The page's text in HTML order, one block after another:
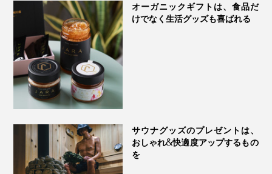
オーガニックギフトは、食品だ
けでなく生活グッズも喜ばれる
サウナグッズのプレゼントは、
おしゃれ&快適度アップするもの
を